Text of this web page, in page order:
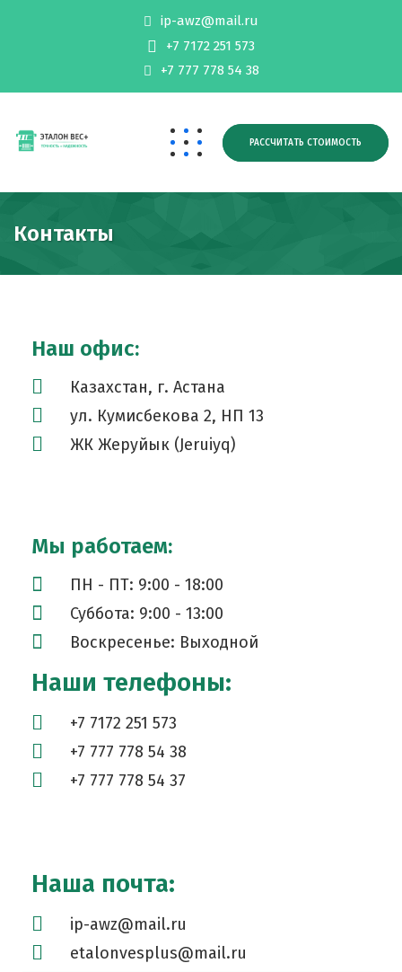
ip-awz@mail.ru
+7 7172 251 573
+7 777 778 54 38
РАССЧИТАТЬ СТОИМОСТЬ
Контакты
Наш офис:
Казахстан, г. Астана
ул. Кумисбекова 2, НП 13
ЖК Жеруйык (Jeruiyq)
Мы работаем:
ПН - ПТ: 9:00 - 18:00
Суббота: 9:00 - 13:00
Воскресенье: Выходной
Наши телефоны:
+7 7172 251 573
+7 777 778 54 38
+7 777 778 54 37
Наша почта:
ip-awz@mail.ru
etalonvesplus@mail.ru